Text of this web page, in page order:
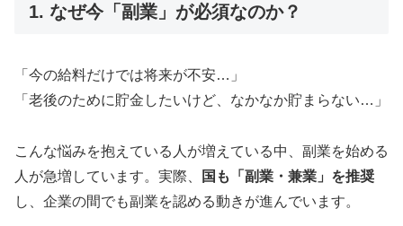
1. なぜ今「副業」が必須なのか？
「今の給料だけでは将来が不安…」
「老後のために貯金したいけど、なかなか貯まらない…」
こんな悩みを抱えている人が増えている中、副業を始める
人が急増しています。実際、
国も「副業・兼業」を推奨
し、企業の間でも副業を認める動きが進んでいます。